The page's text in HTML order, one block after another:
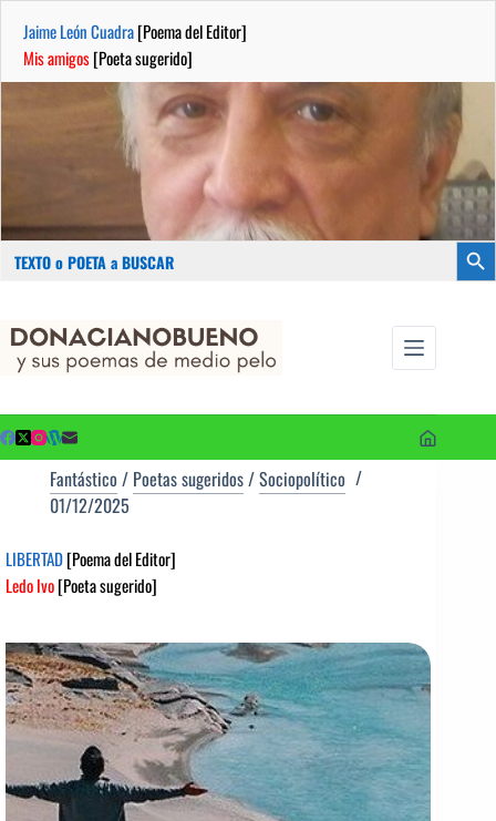
Jaime León Cuadra[Poema del Editor]
Mis amigos[Poeta sugerido]
Buscar:
contenido
Fantástico / Poetas sugeridos/Sociopolítico
01/12/2025
LIBERTAD[Poema del Editor]
Ledo Ivo[Poeta sugerido]